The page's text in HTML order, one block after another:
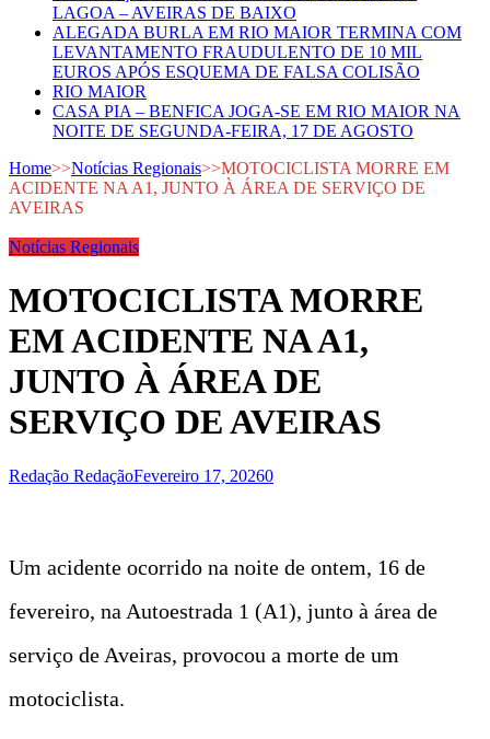
LAGOA – AVEIRAS DE BAIXO
ALEGADA BURLA EM RIO MAIOR TERMINA COM
LEVANTAMENTO FRAUDULENTO DE 10 MIL
EUROS APÓS ESQUEMA DE FALSA COLISÃO
RIO MAIOR
CASA PIA – BENFICA JOGA-SE EM RIO MAIOR NA
NOITE DE SEGUNDA-FEIRA, 17 DE AGOSTO
Home>>Notícias Regionais>>MOTOCICLISTA MORRE EM
ACIDENTE NA A1, JUNTO À ÁREA DE SERVIÇO DE
AVEIRAS
Notícias Regionais
MOTOCICLISTA MORRE
EM ACIDENTE NA A1,
JUNTO À ÁREA DE
SERVIÇO DE AVEIRAS
Redação RedaçãoFevereiro 17, 20260
Um acidente ocorrido na noite de ontem, 16 de
fevereiro, na Autoestrada 1 (A1), junto à área de
serviço de Aveiras, provocou a morte de um
motociclista.